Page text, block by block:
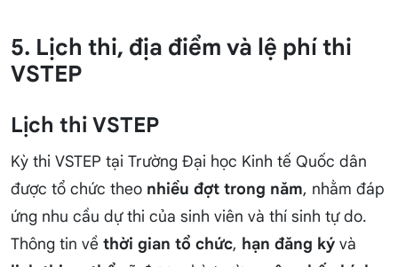
5. Lịch thi, địa điểm và lệ phí thi
VSTEP
Lịch thi VSTEP
Kỳ thi VSTEP tại Trường Đại học Kinh tế Quốc dân
được tổ chức theo nhiều đợt trong năm, nhằm đáp
ứng nhu cầu dự thi của sinh viên và thí sinh tự do.
Thông tin về thời gian tổ chức, hạn đăng ký và